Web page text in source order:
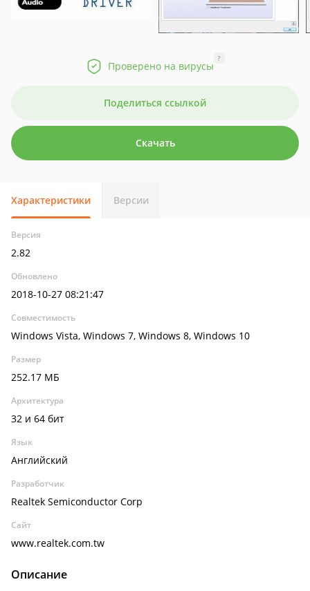
Проверено на вирусы
?
Поделиться ссылкой
Скачать
Характеристики Версии
Версия
2.82
Обновлено
2018-10-27 08:21:47
Совместимость
Windows Vista, Windows 7, Windows 8, Windows 10
Размер
252.17 МБ
Архитектура
32 и 64 бит
Язык
Английский
Разработчик
Realtek Semiconductor Corp
Сайт
www.realtek.com.tw
Описание